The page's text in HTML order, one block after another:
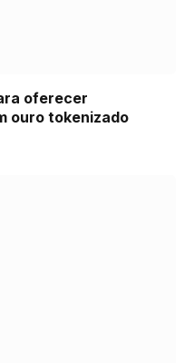
oferecer
ouro tokenizado